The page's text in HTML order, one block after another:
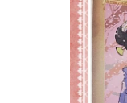
まり子パラー